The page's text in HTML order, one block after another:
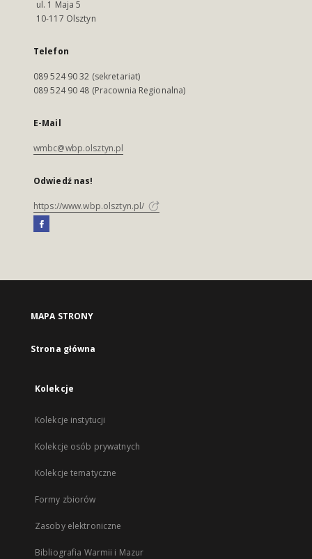
ul. 1 Maja 5
10-117 Olsztyn
Telefon
089 524 90 32 (sekretariat)
089 524 90 48 (Pracownia Regionalna)
E-Mail
wmbc@wbp.olsztyn.pl
Odwiedź nas!
https://www.wbp.olsztyn.pl/
MAPA STRONY
Strona główna
Kolekcje
Kolekcje instytucji
Kolekcje osób prywatnych
Kolekcje tematyczne
Formy zbiorów
Zasoby elektroniczne
Bibliografia Warmii i Mazur